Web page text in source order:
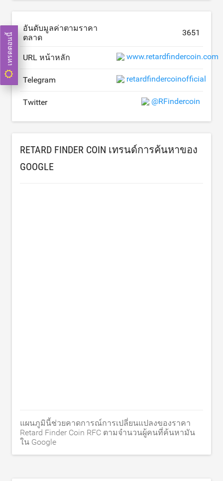
อันดับมูลค่าตามราคา
ตลาด
3651
URL หน้าหลัก www.retardfindercoin.com
Telegram retardfindercoinofficial
Twitter @RFindercoin
RETARD FINDER COIN เทรนด์การค้นหาของ
GOOGLE
แผนภูมินี้ช่วยคาดการณ์การเปลี่ยนแปลงของราคา
Retard Finder Coin RFC ตามจำนวนผู้คนที่ค้นหามัน
ใน Google
เทรดตอนนี้